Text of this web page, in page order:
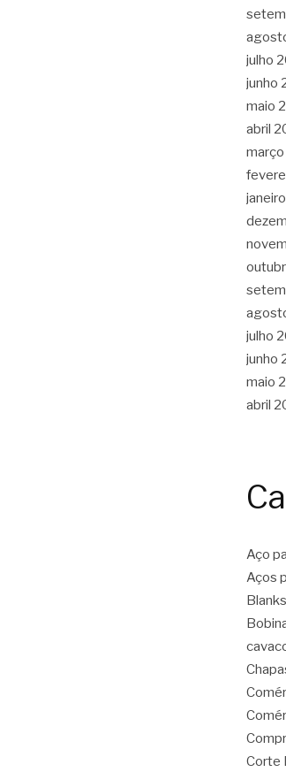
julho
junho
maio
abril
julho
junho
maio
abril
Aço
Aços
Corte